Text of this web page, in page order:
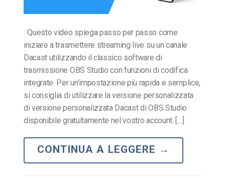
Questo video spiega passo per passo come
iniziare a trasmettere streaming live su un canale
Dacast utilizzando il classico software di
trasmissione OBS Studio con funzioni di codifica
integrate. Per un’impostazione più rapida e semplice,
si consiglia di utilizzare la versione personalizzata
di versione personalizzata Dacast di OBS Studio
disponibile gratuitamente nel vostro account. […]
CONTINUA A LEGGERE →